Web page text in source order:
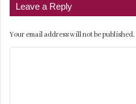
Leave a Reply
Your email address will not be published.